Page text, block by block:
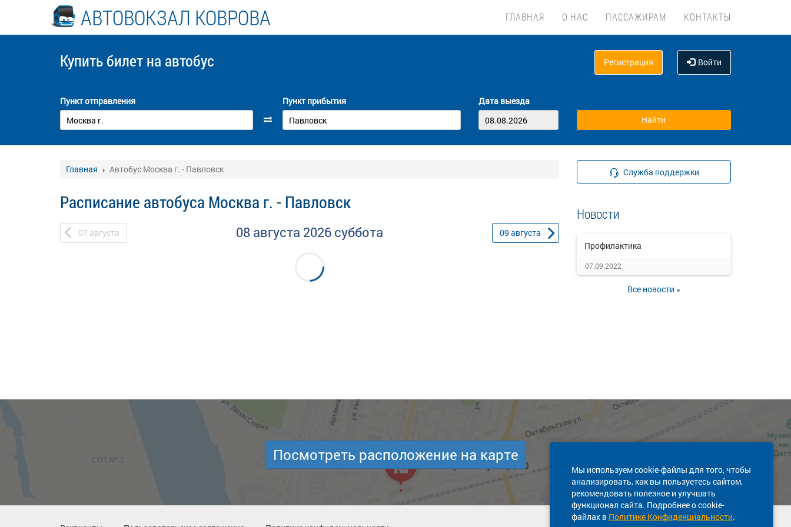
АВТОВОКЗАЛ КОВРОВА ГЛАВНАЯ О НАС ПАССАЖИРАМ КОНТАКТЫ
Купить билет на автобус Регистрация Войти
Пункт отправления Пункт прибытия Дата выезда
Главная Автобус Москва г. - Павловск
Расписание автобуса Москва г. - Павловск
07 августа 08 августа 2026 суббота 09 августа
Служба поддержки
Новости
Профилактика
07.09.2022
Все новости »
Мы используем cookie-файлы для того, чтобы
анализировать, как вы пользуетесь сайтом,
рекомендовать полезное и улучшать
функционал сайта. Подробнее о cookie-
файлах в Политике Конфиденциальности.
Посмотреть расположение на карте